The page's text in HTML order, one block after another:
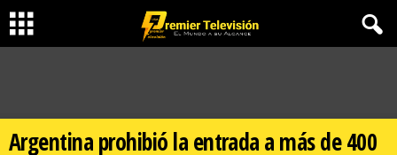
Argentina prohibió la entrada a más de 400